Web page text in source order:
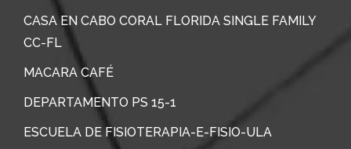
CASA EN CABO CORAL FLORIDA SINGLE FAMILY
CC-FL
MACARA CAFÉ
DEPARTAMENTO PS 15-1
ESCUELA DE FISIOTERAPIA-E-FISIO-ULA